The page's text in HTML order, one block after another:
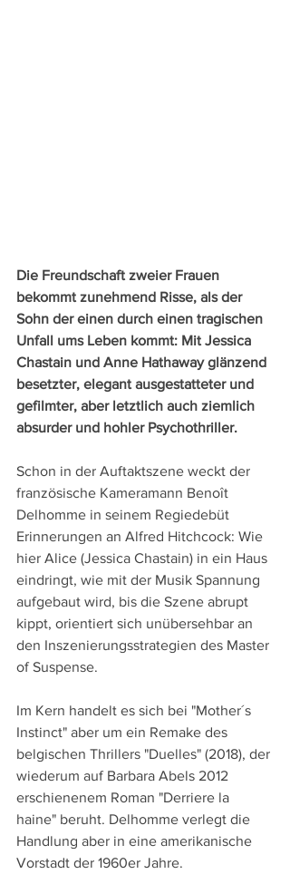
Die Freundschaft zweier Frauen
bekommt zunehmend Risse, als der
Sohn der einen durch einen tragischen
Unfall ums Leben kommt: Mit Jessica
Chastain und Anne Hathaway glänzend
besetzter, elegant ausgestatteter und
gefilmter, aber letztlich auch ziemlich
absurder und hohler Psychothriller.
Schon in der Auftaktszene weckt der
französische Kameramann Benoît
Delhomme in seinem Regiedebüt
Erinnerungen an Alfred Hitchcock: Wie
hier Alice (Jessica Chastain) in ein Haus
eindringt, wie mit der Musik Spannung
aufgebaut wird, bis die Szene abrupt
kippt, orientiert sich unübersehbar an
den Inszenierungsstrategien des Master
of Suspense.
Im Kern handelt es sich bei "Mother´s
Instinct" aber um ein Remake des
belgischen Thrillers "Duelles" (2018), der
wiederum auf Barbara Abels 2012
erschienenem Roman "Derriere la
haine" beruht. Delhomme verlegt die
Handlung aber in eine amerikanische
Vorstadt der 1960er Jahre.